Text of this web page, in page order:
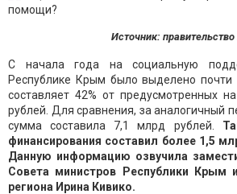
Источник:
С начала года на социальную
Республике Крым было выделено почти
составляет 42% от предусмотренных
рублей. Для сравнения, за аналогичный
сумма составила 7,1 млрд рублей.
финансирования составил более 1,5
Данную информацию озвучила
Совета министров Республики Крым
региона Ирина Кивико.